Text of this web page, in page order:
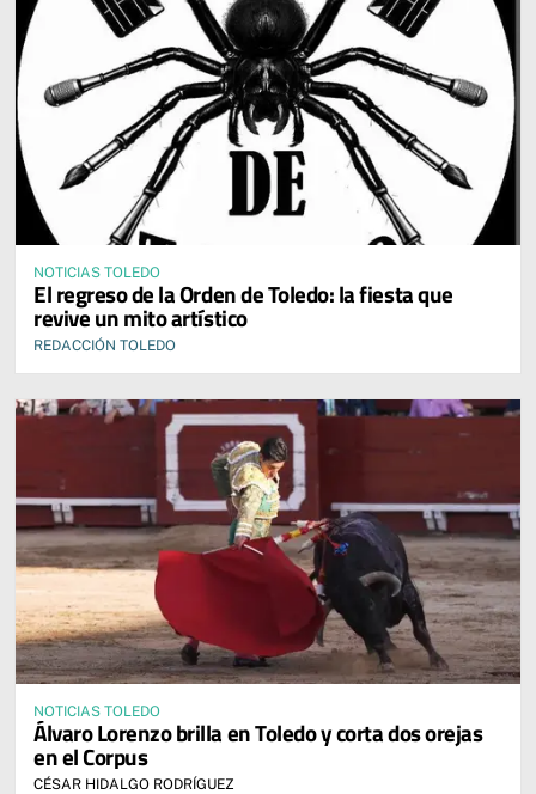
NOTICIAS TOLEDO
El regreso de la Orden de Toledo: la fiesta que
revive un mito artístico
REDACCIÓN TOLEDO
NOTICIAS TOLEDO
Álvaro Lorenzo brilla en Toledo y corta dos orejas
en el Corpus
CÉSAR HIDALGO RODRÍGUEZ